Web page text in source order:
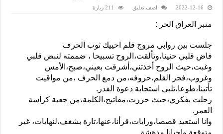
2022-12-16 اضف تعليق 211 زيارة
منبر العراق الحر :
جلست بين روابي مروج قلم احييك ثوب الحرف
فاض قلبي حنينا،وتألقت،الروح تسبيحا ، ضممته لنبض قلبي
وغبت،حيث الروح أخذتني،أشرقت بعيني،صبح،الأمس
وغروب،فجر القلم،حروفه،من دمع الحرف ،من مواقيت
تأتينا،طوعا،تلبي استجابة دعوة القدر.
رحلت بفكري،حيث حررت،مفاتيح،الكلمة،من جعبة كراسة
العمر.
وانا استعيد قصصا،ورايات،قرأنا،عنها،تارة بشغف،لنهايات، غير